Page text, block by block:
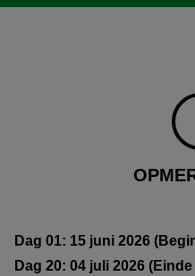
Dag 01: 15 juni 2026
Dag 20: 04 juli 2026